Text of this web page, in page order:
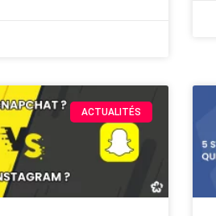
ACTUALITÉS